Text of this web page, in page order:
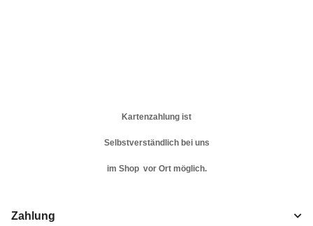
Kartenzahlung ist
Selbstverständlich bei uns
im Shop vor Ort möglich.
Zahlung